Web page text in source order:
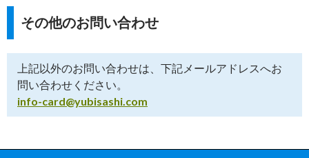
その他のお問い合わせ
上記以外のお問い合わせは、下記メールアドレスへお
問い合わせください。
info-card@yubisashi.com